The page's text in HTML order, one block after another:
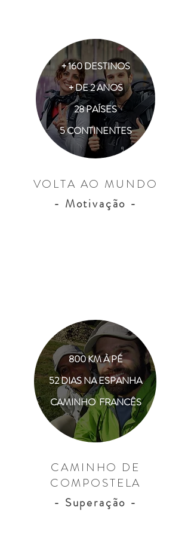
+ 160 DESTINOS
+ DE 2 ANOS
28 PAÍSES
5 CONTINENTES
VOLTA AO MUNDO
- Motivação -
800 KM À PÉ
52 DIAS NA ESPANHA
CAMINHO FRANCÊS
CAMINHO DE
COMPOSTELA
- Superação -